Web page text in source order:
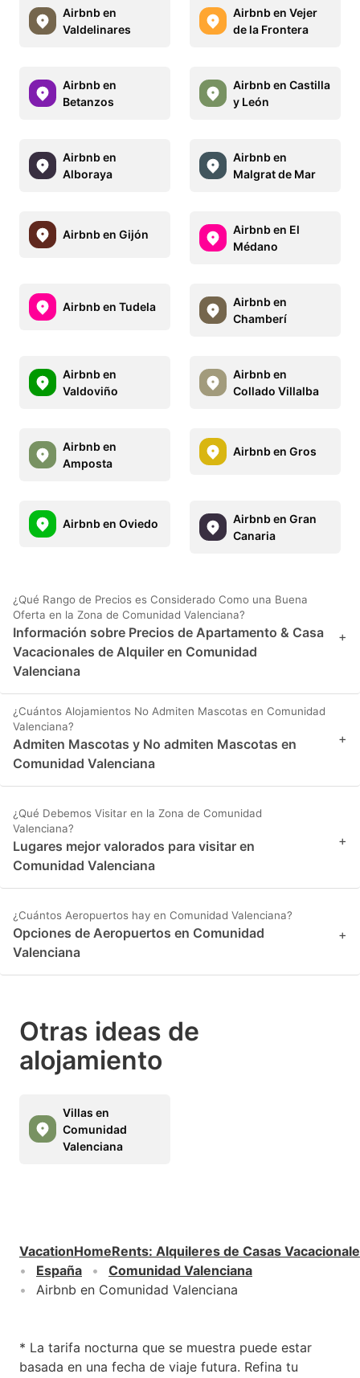
Airbnb en
Valdelinares
Airbnb en Vejer
de la Frontera
Airbnb en
Betanzos
Airbnb en Castilla
y León
Airbnb en
Alboraya
Airbnb en
Malgrat de Mar
Airbnb en Gijón
Airbnb en El
Médano
Airbnb en Tudela
Airbnb en
Chamberí
Airbnb en
Valdoviño
Airbnb en
Collado Villalba
Airbnb en
Amposta
Airbnb en Gros
Airbnb en Oviedo
Airbnb en Gran
Canaria
¿Qué Rango de Precios es Considerado Como una Buena
Oferta en la Zona de Comunidad Valenciana?
Información sobre Precios de Apartamento & Casa
Vacacionales de Alquiler en Comunidad
Valenciana
+
¿Cuántos Alojamientos No Admiten Mascotas en Comunidad
Valenciana?
Admiten Mascotas y No admiten Mascotas en
Comunidad Valenciana
+
¿Qué Debemos Visitar en la Zona de Comunidad
Valenciana?
Lugares mejor valorados para visitar en
Comunidad Valenciana
+
¿Cuántos Aeropuertos hay en Comunidad Valenciana?
Opciones de Aeropuertos en Comunidad
Valenciana
+
Otras ideas de
alojamiento
Villas en
Comunidad
Valenciana
VacationHomeRents: Alquileres de Casas
España
Comunidad Valenciana
Airbnb en Comunidad Valenciana
* La tarifa nocturna que se muestra puede estar
basada en una fecha de viaje futura. Refina tu